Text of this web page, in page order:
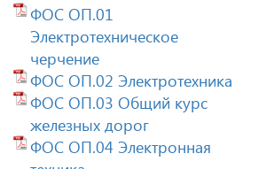
ФОС ОП.01
Электротехническое
черчение
ФОС ОП.02 Электротехника
ФОС ОП.03 Общий курс
железных дорог
ФОС ОП.04 Электронная